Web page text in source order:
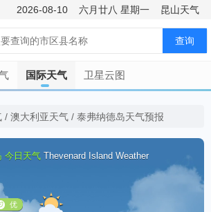
2026-08-10 六月廿八 星期一 昆山天气
查询
国际天气 卫星云图
/ 澳大利亚天气 / 泰弗纳德岛天气预报
今日天气 Thevenard Island Weather